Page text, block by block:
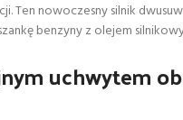
Ten nowoczesny silnik
benzyny z olejem
uchwytem